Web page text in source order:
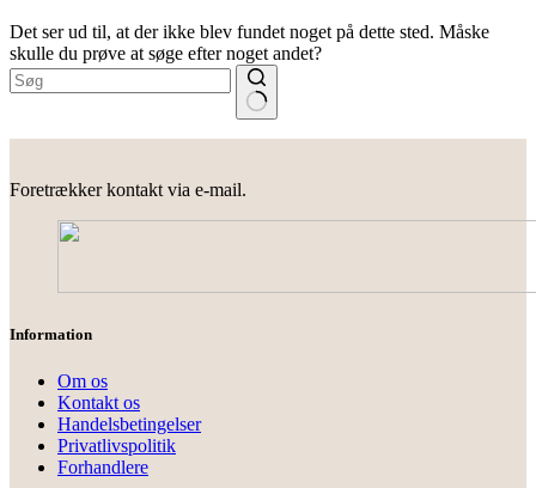
Det ser ud til, at der ikke blev fundet noget på dette sted. Måske
skulle du prøve at søge efter noget andet?
Foretrækker kontakt via e-mail.
Information
Om os
Kontakt os
Handelsbetingelser
Privatlivspolitik
Forhandlere